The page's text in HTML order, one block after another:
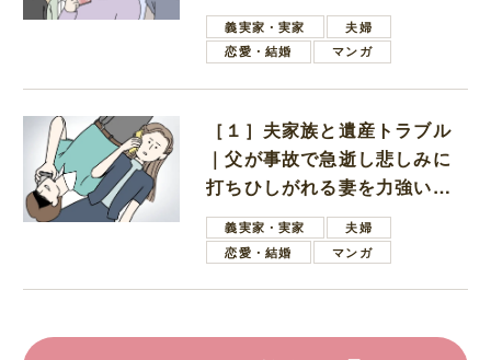
母義実家・実家
夫婦
恋愛・結婚
マンガ
［１］夫家族と遺産トラブル
｜父が事故で急逝し悲しみに
打ちひしがれる妻を力強い言
葉で励ます夫
義実家・実家
夫婦
恋愛・結婚
マンガ